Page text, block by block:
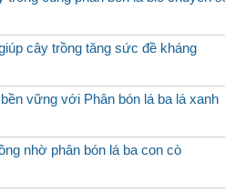
cây trồng tăng sức đề kháng
vững với Phân bón lá ba lá xanh
nhờ phân bón lá ba con cò